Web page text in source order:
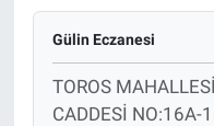
Gülin Eczanesi
TOROS
CADDESİ NO:16A-
Çevre
Yerel